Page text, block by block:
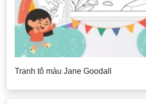
Tranh tô màu Jane Goodall